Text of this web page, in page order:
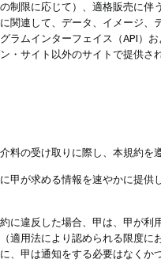
制限に応じて）、適格販売に
関連して、データ、イメージ
ラムインターフェイス（API）
・サイト以外のサイトで提供
の受け取りに際し、本規約を
が求める情報を速やかに提供
に違反した場合、甲は、甲が
適用法により認められる限度
、甲は通知をする必要はなく